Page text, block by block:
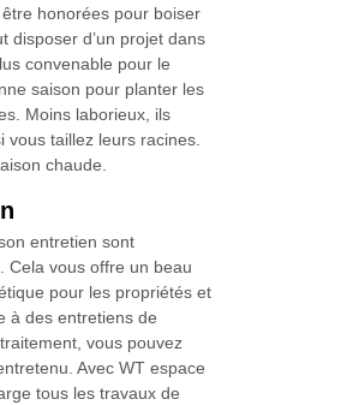
honorées pour boiser
disposer d’un projet dans
convenable pour le
saison pour planter les
Moins laborieux, ils
vous taillez leurs racines.
chaude.
entretien sont
Cela vous offre un beau
pour les propriétés et
à des entretiens de
vous pouvez
Avec WT espace
tous les travaux de